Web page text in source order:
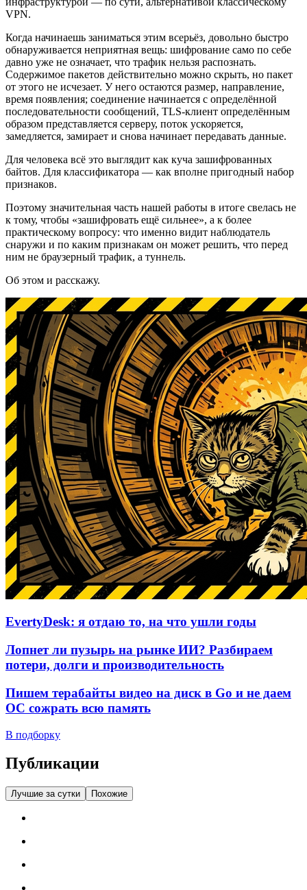
VPN.
Когда начинаешь заниматься этим всерьёз, довольно быстро
обнаруживается неприятная вещь: шифрование само по себе
давно уже не означает, что трафик нельзя распознать.
Содержимое пакетов действительно можно скрыть, но пакет
от этого не исчезает. У него остаются размер, направление,
время появления; соединение начинается с определённой
последовательности сообщений, TLS-клиент определённым
образом представляется серверу, поток ускоряется,
замедляется, замирает и снова начинает передавать данные.
Для человека всё это выглядит как куча зашифрованных
байтов. Для классификатора — как вполне пригодный набор
признаков.
Поэтому значительная часть нашей работы в итоге свелась не
к тому, чтобы «зашифровать ещё сильнее», а к более
практическому вопросу: что именно видит наблюдатель
снаружи и по каким признакам он может решить, что перед
ним не браузерный трафик, а туннель.
Об этом и расскажу.
EvertyDesk: я отдаю то, на что ушли годы
Лопнет ли пузырь на рынке ИИ? Разбираем
потери, долги и производительность
Пишем терабайты видео на диск в Go и не даем
ОС сожрать всю память
В подборку
Публикации
Лучшие за сутки Похожие